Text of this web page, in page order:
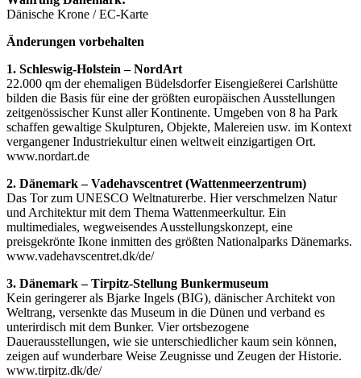
Dänische Krone / EC-Karte
Änderungen vorbehalten
1. Schleswig-Holstein – NordArt
22.000 qm der ehemaligen Büdelsdorfer Eisengießerei Carlshütte
bilden die Basis für eine der größten europäischen Ausstellungen
zeitgenössischer Kunst aller Kontinente. Umgeben von 8 ha Park
schaffen gewaltige Skulpturen, Objekte, Malereien usw. im Kontext
vergangener Industriekultur einen weltweit einzigartigen Ort.
www.nordart.de
2. Dänemark – Vadehavscentret (Wattenmeerzentrum)
Das Tor zum UNESCO Weltnaturerbe. Hier verschmelzen Natur
und Architektur mit dem Thema Wattenmeerkultur. Ein
multimediales, wegweisendes Ausstellungskonzept, eine
preisgekrönte Ikone inmitten des größten Nationalparks Dänemarks.
www.vadehavscentret.dk/de/
3. Dänemark – Tirpitz-Stellung Bunkermuseum
Kein geringerer als Bjarke Ingels (BIG), dänischer Architekt von
Weltrang, versenkte das Museum in die Dünen und verband es
unterirdisch mit dem Bunker. Vier ortsbezogene
Dauerausstellungen, wie sie unterschiedlicher kaum sein können,
zeigen auf wunderbare Weise Zeugnisse und Zeugen der Historie.
www.tirpitz.dk/de/